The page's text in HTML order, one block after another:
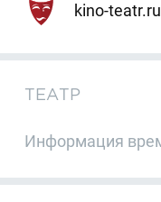
kino-teatr.ru
ТЕАТР
Информация